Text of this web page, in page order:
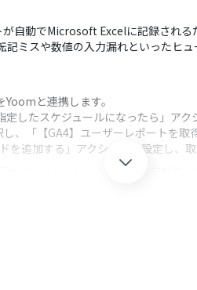
自動でMicrosoft Excelに記録される
ミスや数値の入力漏れといったヒュ
と連携します。
したスケジュールになったら」アク
、「【GA4】ユーザーレポートを取
追加する」アクションを設定し、